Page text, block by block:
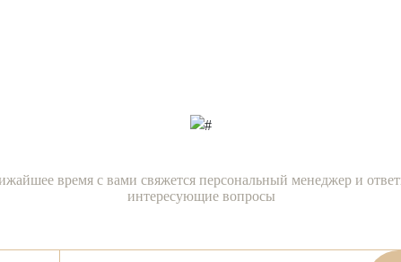
время с вами свяжется персональный менеджер и
интересующие вопросы